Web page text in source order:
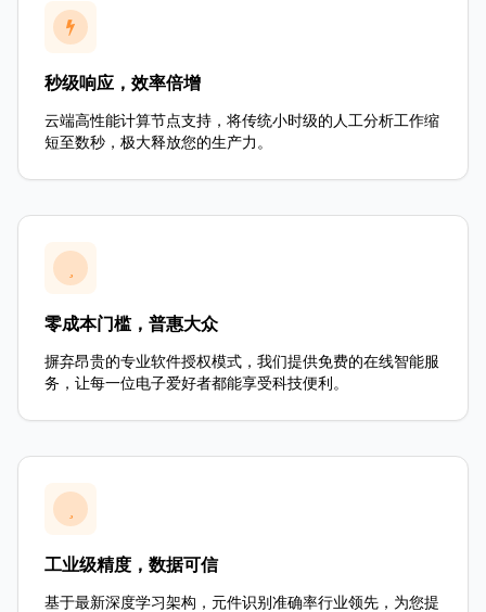
秒级响应，效率倍增
云端高性能计算节点支持，将传统小时级的人工分析工作缩
短至数秒，极大释放您的生产力。
零成本门槛，普惠大众
摒弃昂贵的专业软件授权模式，我们提供免费的在线智能服
务，让每一位电子爱好者都能享受科技便利。
工业级精度，数据可信
基于最新深度学习架构，元件识别准确率行业领先，为您提